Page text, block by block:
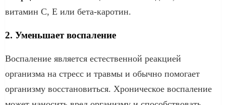
витамин С, Е или бета-каротин.
2. Уменьшает воспаление
Воспаление является естественной реакцией
организма на стресс и травмы и обычно помогает
организму восстановиться. Хроническое воспаление